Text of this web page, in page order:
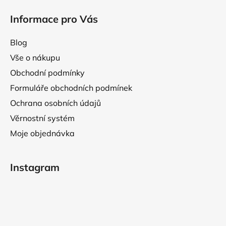
Informace pro Vás
Blog
Vše o nákupu
Obchodní podmínky
Formuláře obchodních podmínek
Ochrana osobních údajů
Věrnostní systém
Moje objednávka
Instagram